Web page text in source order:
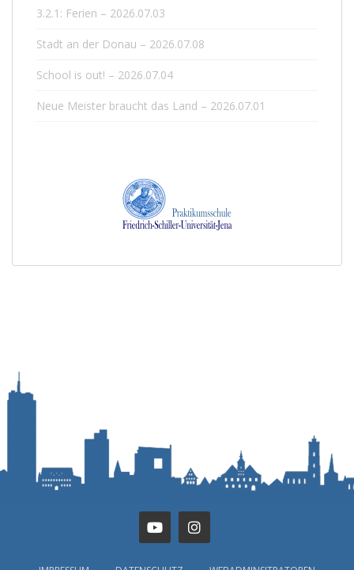
3.2.1: Ferien – 2026.07.03
Stadt an der Donau – 2026.07.08
School is out! – 2026.07.04
Neue Meister braucht das Land – 2026.07.01